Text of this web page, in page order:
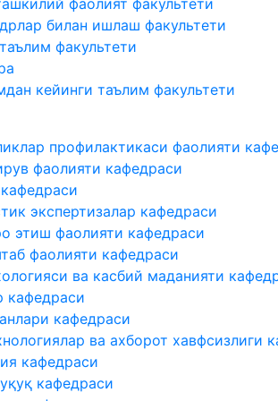
фаолият факультети
билан ишлаш факультети
факультети
кейинги таълим факультети
профилактикаси фаолияти
фаолияти кафедраси
экспертизалар кафедраси
этиш фаолияти кафедраси
фаолияти кафедраси
ва касбий маданияти
кафедраси
кафедраси
ва ахборот хавфсизлиги
кафедраси
кафедраси